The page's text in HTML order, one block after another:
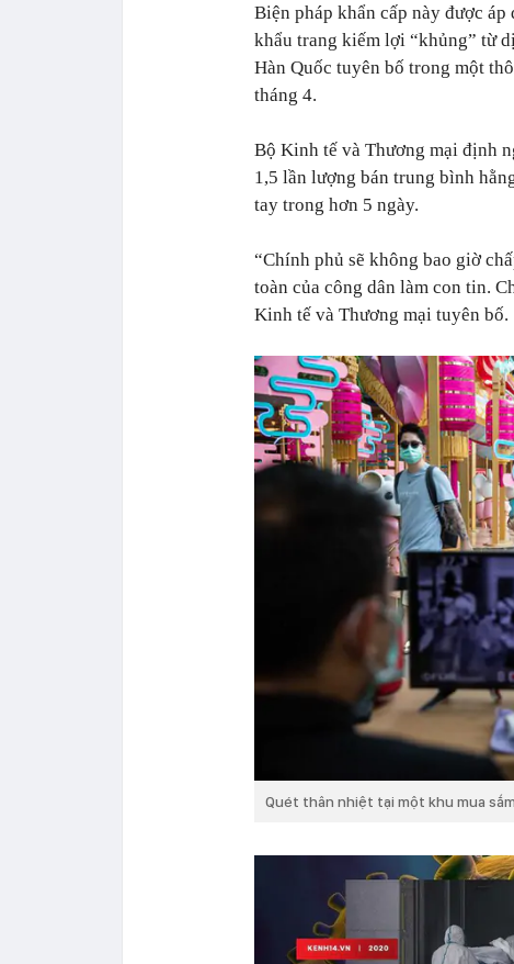
Biện pháp khẩn cấp này được áp
khẩu trang kiếm lợi “khủng” từ
Hàn Quốc tuyên bố trong một
tháng 4.
Bộ Kinh tế và Thương mại định
1,5 lần lượng bán trung bình
tay trong hơn 5 ngày.
“Chính phủ sẽ không bao giờ
toàn của công dân làm con tin.
Kinh tế và Thương mại tuyên bố.
Quét thân nhiệt tại một khu mua